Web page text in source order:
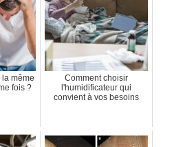
la même
fois ?
Comment choisir
l'humidificateur qui
convient à vos besoins